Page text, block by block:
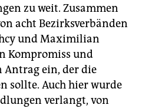
zu weit. Zusammen
acht Bezirksverbänden
und Maximilian
Kompromiss und
Antrag ein, der die
sollte. Auch hier wurde
verlangt, von